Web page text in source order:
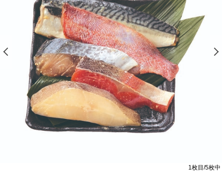
前の画像を表示する
1枚目/5枚中